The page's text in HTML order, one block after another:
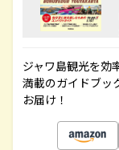
ジャワ島観光を効
満載のガイドブッ
お届け！